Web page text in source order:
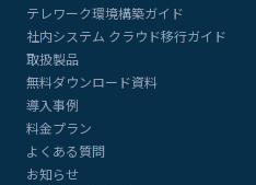
テレワーク環境構築ガイド
社内システム クラウド移行ガイド
取扱製品
無料ダウンロード資料
導入事例
料金プラン
よくある質問
お知らせ